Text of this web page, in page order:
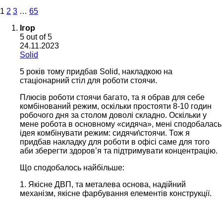
1 2 3 … 65
Ігор
5 out of 5
24.11.2023
Solid
5 років тому придбав Solid, накладкою на
стаціонарний стіл для роботи стоячи.
Плюсів роботи стоячи багато, та я обрав для себе
комбінований режим, оскільки простояти 8-10 годин
робочого дня за столом доволі складно. Оскільки у
мене робота в основному «сидяча», мені сподобалась
ідея комбінувати режим: сидячи\стоячи. Тож я
придбав накладку для роботи в офісі саме для того
аби зберегти здоров’я та підтримувати концентрацію.
Що сподобалось найбільше:
1. Якісне ДВП, та металева основа, надійний
механізм, якісне фарбування елементів конструкції.